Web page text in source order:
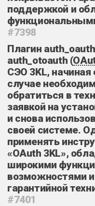
поддержкой и
#7398
Плагин
auth_otoauth (
СЭО 3KL, начиная
случае
обратиться в
заявкой на
и снова
своей системе.
применять
«OAuth 3KL»,
широкими
возможностями
гарантийной
#7401